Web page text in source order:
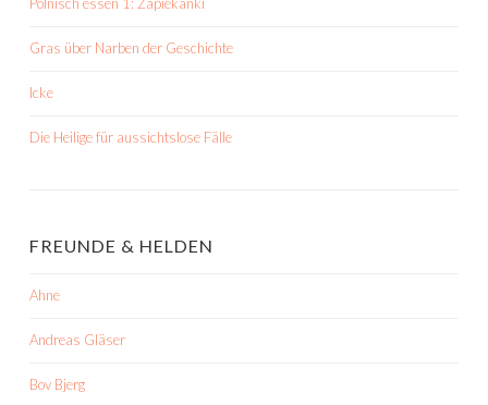
Gras über Narben der Geschichte
Icke
Die Heilige für aussichtslose Fälle
FREUNDE & HELDEN
Ahne
Andreas Gläser
Bov Bjerg